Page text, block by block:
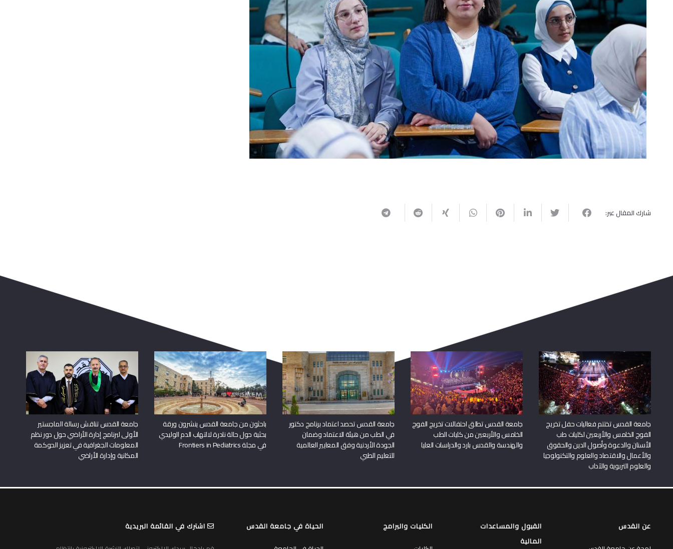
شارك المقال عبر:
جامعة القدس تختتم فعاليات حفل تخريج
الفوج الخامس والأربعين لكليات طب
الأسنان والدعوة وأصول الدين والحقوق
والأعمال والاقتصاد والعلوم والتكنولوجيا
والعلوم التربوية والآداب
جامعة القدس تطلق احتفالات تخريج الفوج
الخامس والأربعين من كليات الطب
والهندسة والقدس بارد والدراسات العليا
جامعة القدس تحصد اعتماد برنامج دكتور
في الطب من هيئة الاعتماد وضمان
الجودة الأردنية وفق المعايير العالمية
للتعليم الطبي
باحثون من جامعة القدس ينشرون ورقة
بحثية حول حالة نادرة لالتهاب الدم الوليدي
في مجلة Frontiers in Pediatrics
جامعة القدس تناقش رسالة الماجستير
الأولى لبرنامج إدارة الأراضي حول دور نظم
المعلومات الجغرافية في تعزيز الحوكمة
المكانية وإدارة الأراضي
عن القدس
القبول والمساعدات
المالية
الكليات والبرامج
الحياة في جامعة القدس
اشترك في القائمة البريدية